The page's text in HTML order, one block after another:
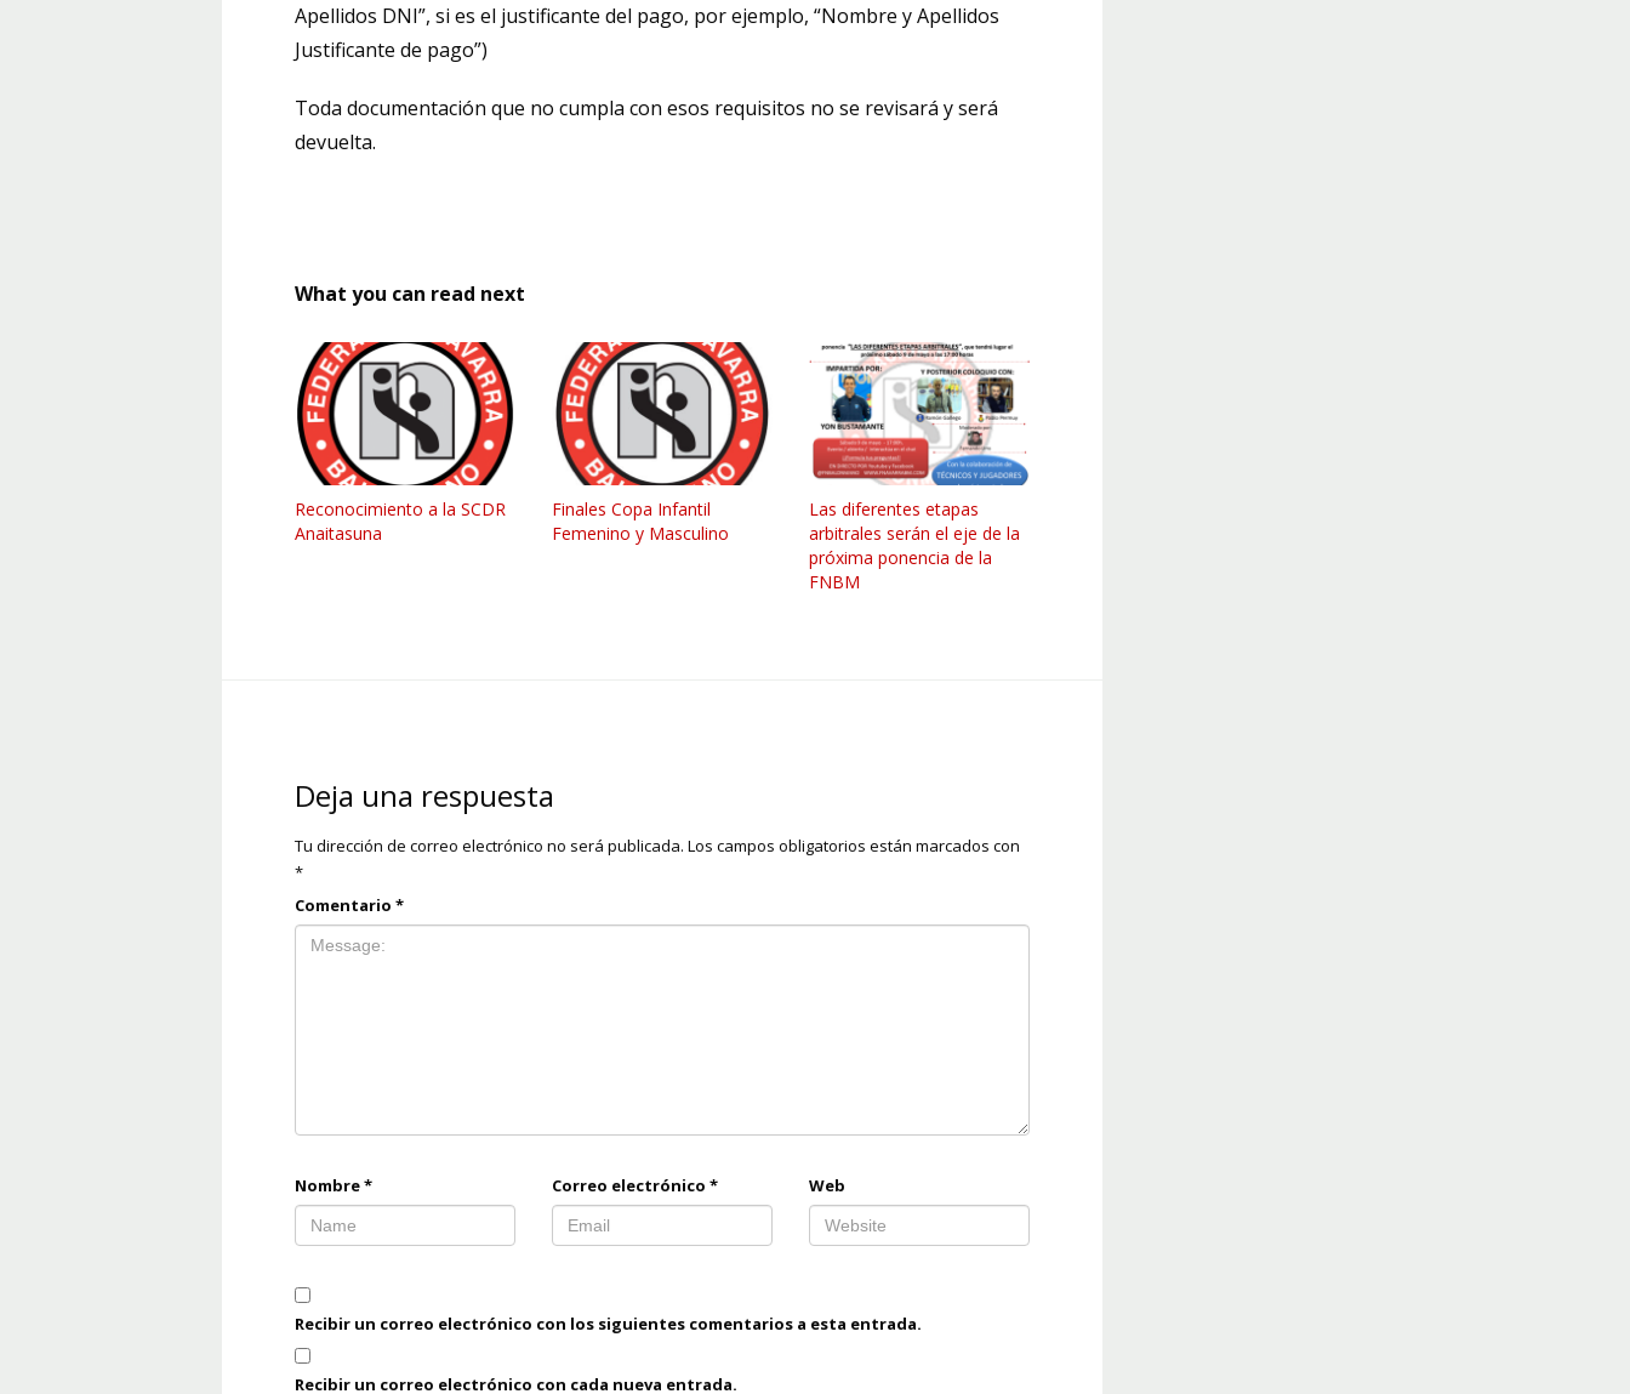
Apellidos DNI”, si es el justificante del pago, por ejemplo, “Nombre y Apellidos
Justificante de pago”)
Toda documentación que no cumpla con esos requisitos no se revisará y será
devuelta.
What you can read next
Reconocimiento a la SCDR
Anaitasuna
Finales Copa Infantil
Femenino y Masculino
Las diferentes etapas
arbitrales serán el eje de la
próxima ponencia de la
FNBM
Deja una respuesta
Tu dirección de correo electrónico no será publicada. Los campos obligatorios están marcados con
*
Comentario *
Nombre* Correo electrónico * Web
Recibir un correo electrónico con los siguientes comentarios a esta entrada.
Recibir un correo electrónico con cada nueva entrada.